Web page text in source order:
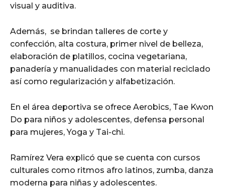
visual y auditiva.
Además, se brindan talleres de corte y
confección, alta costura, primer nivel de belleza,
elaboración de platillos, cocina vegetariana,
panadería y manualidades con material reciclado
así como regularización y alfabetización.
En el área deportiva se ofrece Aerobics, Tae Kwon
Do para niños y adolescentes, defensa personal
para mujeres, Yoga y Tai-chi.
Ramírez Vera explicó que se cuenta con cursos
culturales como ritmos afro latinos, zumba, danza
moderna para niñas y adolescentes.